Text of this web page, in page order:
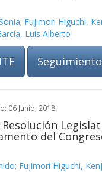
; Fujimori Higuchi,
Luis Alberto
Seguimiento
06 Junio, 2018
del
; Fujimori Higuchi,